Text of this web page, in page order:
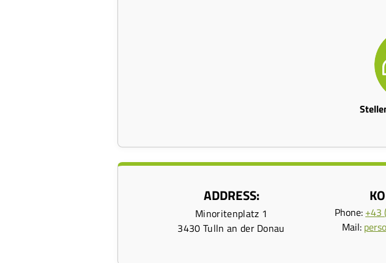
ADDRESS:
Minoritenplatz 1
3430 Tulln an der Donau
Phone: +43
Mail: